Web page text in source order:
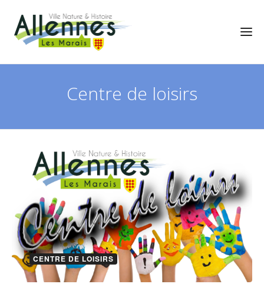
Centre de loisirs
CENTRE DE LOISIRS